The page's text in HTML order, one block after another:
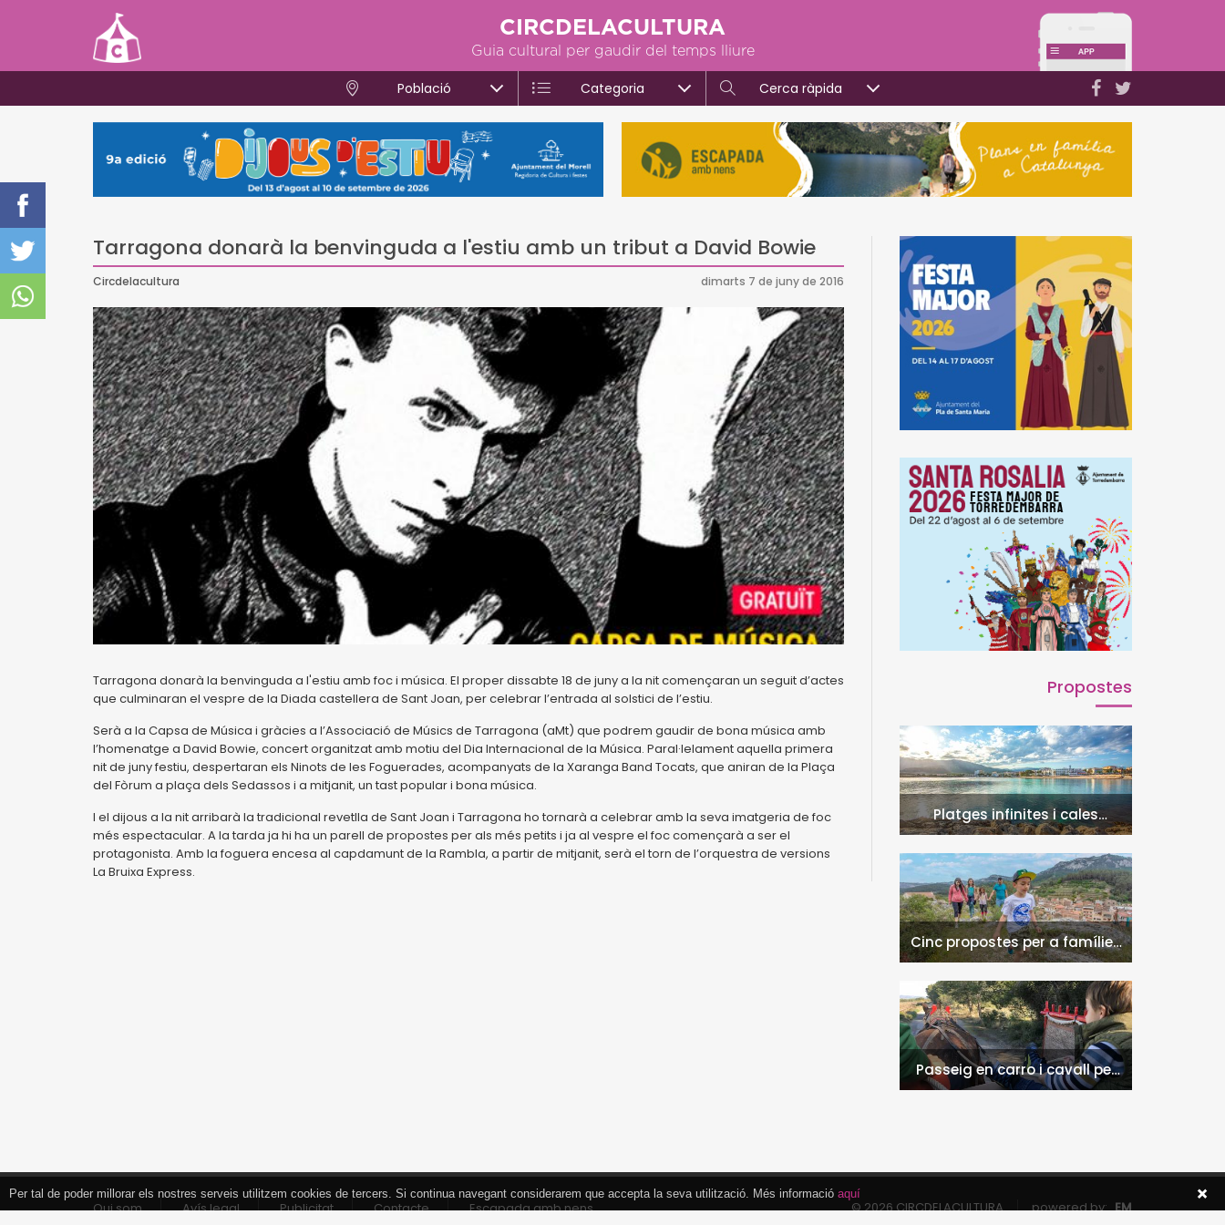
CIRCDELACULTURA
Guia cultural per gaudir del temps lliure
Població Categoria Cerca ràpida
Tarragona donarà la benvinguda a l'estiu amb un tribut a David Bowie
Circdelacultura dimarts 7 de juny de 2016
Tarragona donarà la benvinguda a l'estiu amb foc i música. El proper dissabte 18 de juny a la nit començaran un seguit d’actes
que culminaran el vespre de la Diada castellera de Sant Joan, per celebrar l’entrada al solstici de l’estiu.
Serà a la Capsa de Música i gràcies a l’Associació de Músics de Tarragona (aMt) que podrem gaudir de bona música amb
l’homenatge a David Bowie, concert organitzat amb motiu del Dia Internacional de la Música. Paral·lelament aquella primera
nit de juny festiu, despertaran els Ninots de les Foguerades, acompanyats de la Xaranga Band Tocats, que aniran de la Plaça
del Fòrum a plaça dels Sedassos i a mitjanit, un tast popular i bona música.
I el dijous a la nit arribarà la tradicional revetlla de Sant Joan i Tarragona ho tornarà a celebrar amb la seva imatgeria de foc
més espectacular. A la tarda ja hi ha un parell de propostes per als més petits i ja al vespre el foc començarà a ser el
protagonista. Amb la foguera encesa al capdamunt de la Rambla, a partir de mitjanit, serà el torn de l’orquestra de versions
La Bruixa Express.
Propostes
Platges infinites i cales
naturals a l'Hospitalet de
l'Infant i la Vall de Llors
Cinc propostes per a famílies
a l'Hospitalet de l'Infant i la
Vall de Llors
Passeig en carro i cavall per
l'entorn de Nulles
Qui som Avís legal Publicitat Contacte Escapada amb nens © 2026 CIRCDELACULTURA powered by: EM
Per tal de poder millorar els nostres serveis utilitzem cookies de tercers. Si continua navegant considerarem que accepta la seva utilització. Més informació aquí
Tancar